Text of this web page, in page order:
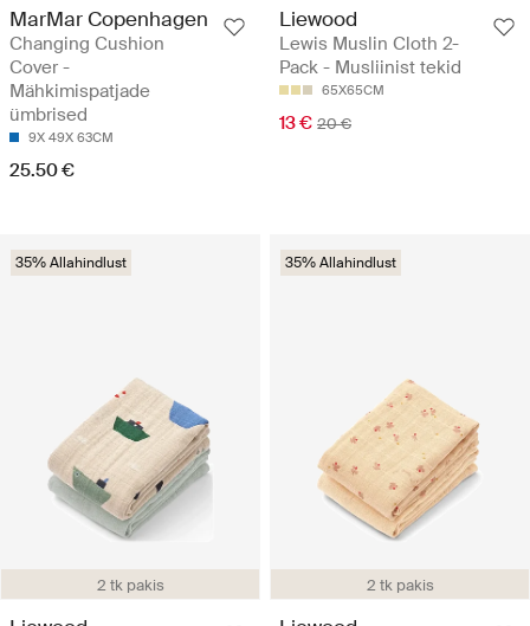
MarMar Copenhagen
Changing Cushion
Cover -
Mähkimispatjade
ümbrised
9X 49X 63CM
25.50 €
Liewood
Lewis Muslin Cloth 2-
Pack - Musliinist tekid
65X65CM
13 € 20 €
2 tk pakis
35% Allahindlust
2 tk pakis
35% Allahindlust